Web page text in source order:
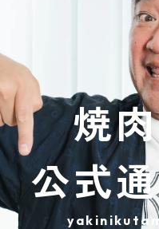
焼
公式